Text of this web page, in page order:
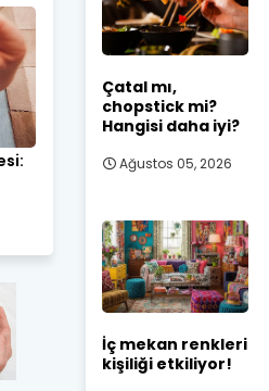
Çatal mı,
chopstick mi?
Hangisi daha iyi?
Ağustos 05, 2026
İç mekan renkleri
kişiliği etkiliyor!